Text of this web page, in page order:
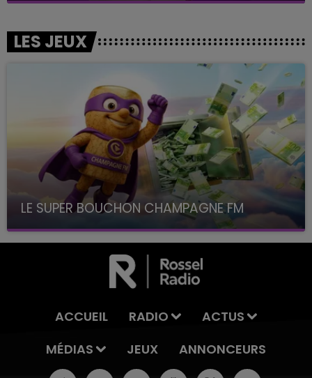
LES JEUX
LE SUPER BOUCHON CHAMPAGNE FM
avec La Famille Champagne FM, à 8H10
ACCUEIL RADIO
ACTUS
MÉDIAS
JEUX ANNONCEURS